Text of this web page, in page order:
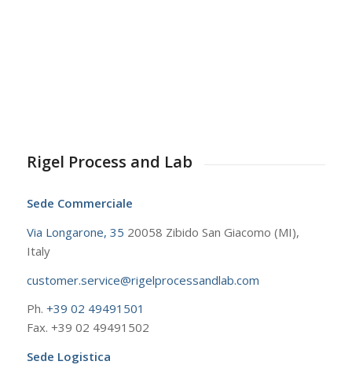
Rigel Process and Lab
Sede Commerciale
Via Longarone, 35 20058 Zibido San Giacomo (MI),
Italy
customer.service@rigelprocessandlab.com
Ph. +39 02 49491501
Fax. +39 02 49491502
Sede Logistica